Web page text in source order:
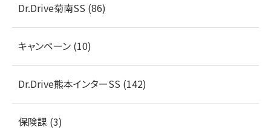
Dr.Drive菊南SS (86)
キャンペーン (10)
Dr.Drive熊本インターSS (142)
保険課 (3)